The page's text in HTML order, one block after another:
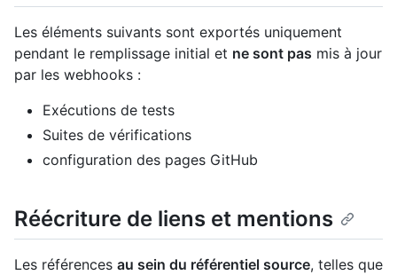
Les éléments suivants sont exportés uniquement
pendant le remplissage initial et ne sont pas mis à jour
par les webhooks :
Exécutions de tests
Suites de vérifications
configuration des pages GitHub
Réécriture de liens et mentions
Les références au sein du référentiel source, telles que